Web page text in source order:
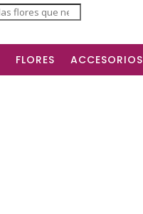
FLORES ACCESORIOS